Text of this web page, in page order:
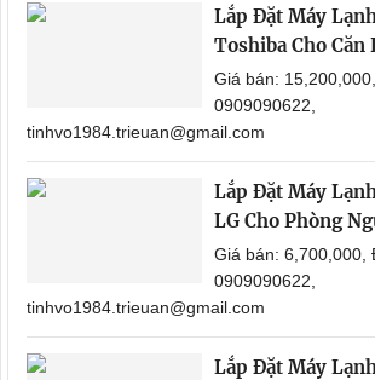
Lắp Đặt Máy
Toshiba Cho
Giá bán:
0909090622,
tinhvo1984.trieuan@gmail.com
Lắp Đặt Máy
LG Cho Phòng
Giá bán: 6,700,000,
0909090622,
tinhvo1984.trieuan@gmail.com
Lắp Đặt Máy